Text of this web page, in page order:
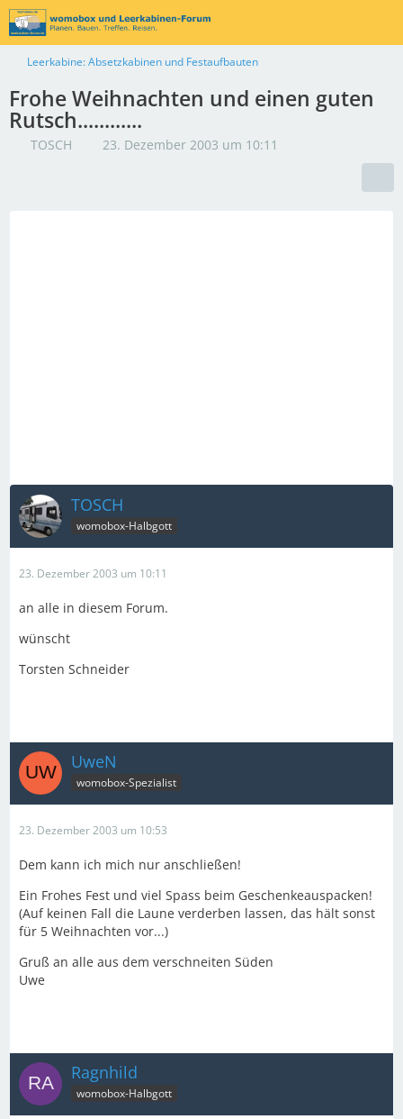
Leerkabine: Absetzkabinen und Festaufbauten
Frohe Weihnachten und einen guten
Rutsch............
TOSCH 23. Dezember 2003 um 10:11
TOSCH
womobox-Halbgott
23. Dezember 2003 um 10:11
an alle in diesem Forum.
wünscht
Torsten Schneider
UweN
womobox-Spezialist
23. Dezember 2003 um 10:53
Dem kann ich mich nur anschließen!
Ein Frohes Fest und viel Spass beim Geschenkeauspacken!
(Auf keinen Fall die Laune verderben lassen, das hält sonst
für 5 Weihnachten vor...)
Gruß an alle aus dem verschneiten Süden
Uwe
Ragnhild
womobox-Halbgott